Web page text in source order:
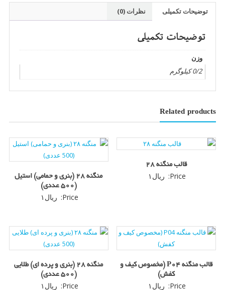
کفش)
توضیحات تکمیلی نظرات (0)
توضیحات تکمیلی
وزن
0/2 کیلوگرم
Related products
قالب منگنه ۲۸
Price: ریال ۱
منگنه ۲۸ (بنری و حمامی) استیل
(500 عددی)
Price: ریال ۱
قالب منگنه P04 (مخصوص کیف و
کفش)
Price: ریال ۱
منگنه ۲۸ (بنری و پرده ای) طلایی
(500 عددی)
Price: ریال ۱